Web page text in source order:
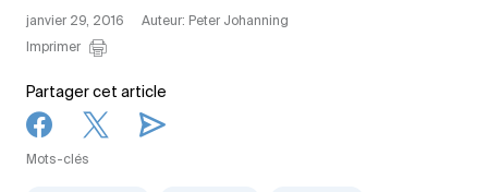
janvier 29, 2016
Auteur: Peter Johanning
Imprimer
Partager cet article
Mots-clés